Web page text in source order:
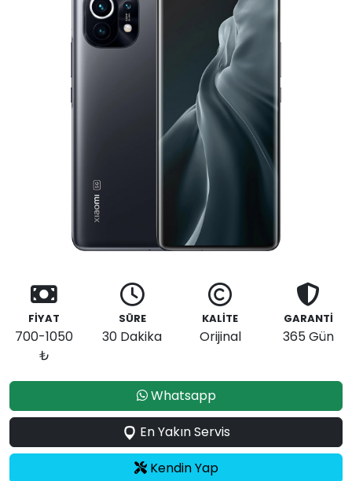
FİYAT
700-1050
₺
SÜRE
30 Dakika
KALİTE
Orijinal
GARANTİ
365 Gün
Whatsapp
En Yakın Servis
Kendin Yap